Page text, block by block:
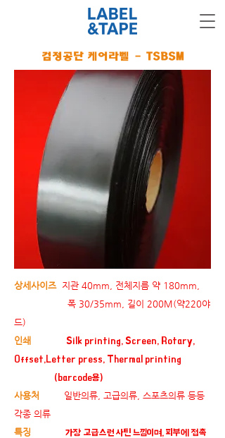
검정공단 케어라벨 - TSBSM
상세사이즈지관 40mm, 전체지름 약 180mm,
폭 30/35mm, 길이 200M(약220야
드)
인쇄
Silk printing, Screen, Rotary,
Offset,Letter press, Thermal printing
(barcode용)
사용처
일반의류, 고급의류, 스포츠의류 등등
각종 의류
특징
가장 고급스런 사틴 느낌이며, 피부에 접촉